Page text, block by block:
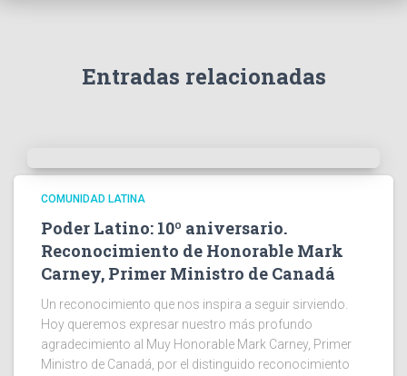
Entradas relacionadas
COMUNIDAD LATINA
Poder Latino: 10º aniversario.
Reconocimiento de Honorable Mark
Carney, Primer Ministro de Canadá
Un reconocimiento que nos inspira a seguir sirviendo.
Hoy queremos expresar nuestro más profundo
agradecimiento al Muy Honorable Mark Carney, Primer
Ministro de Canadá, por el distinguido reconocimiento